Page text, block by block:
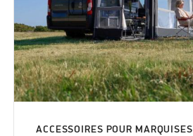
ACCESSOIRES POUR MARQUISES